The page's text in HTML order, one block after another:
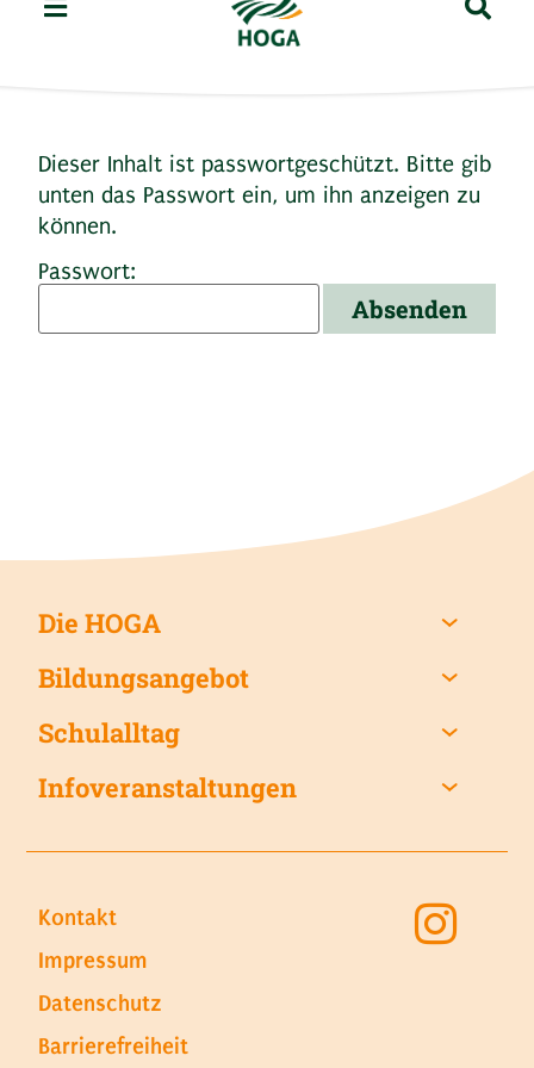
Dieser Inhalt ist passwortgeschützt. Bitte gib
unten das Passwort ein, um ihn anzeigen zu
können.
Passwort:
Die HOGA
Bildungsangebot
Schulalltag
Infoveranstaltungen
Kontakt
Impressum
Datenschutz
Barrierefreiheit